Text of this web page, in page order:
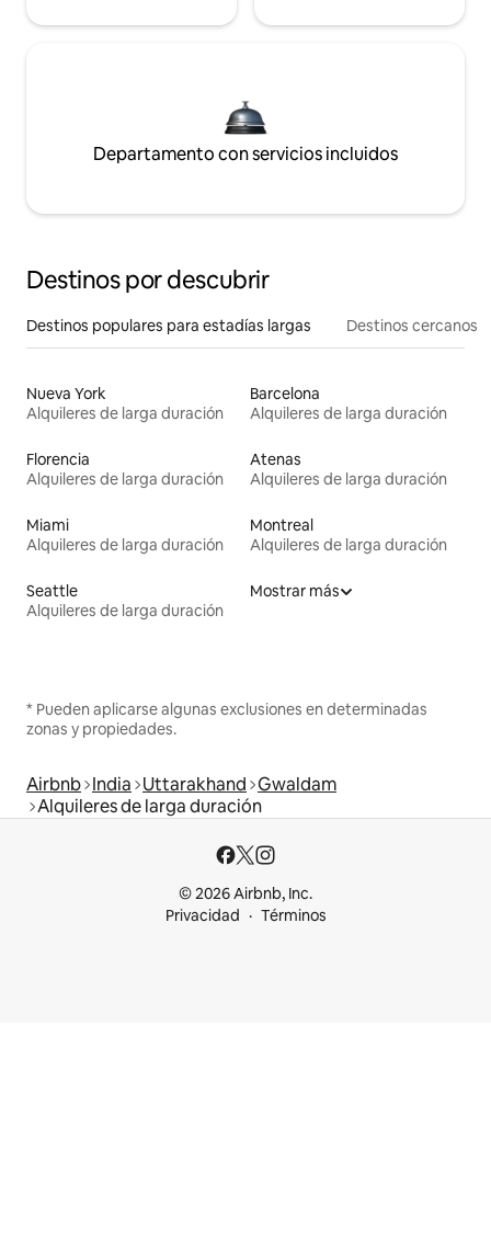
Departamento con servicios incluidos
Destinos por descubrir
Destinos populares para estadías largas Destinos cercanos
Nueva York
Alquileres de larga duración
Barcelona
Alquileres de larga duración
Florencia
Alquileres de larga duración
Atenas
Alquileres de larga duración
Miami
Alquileres de larga duración
Montreal
Alquileres de larga duración
Seattle
Alquileres de larga duración
Mostrar más
* Pueden aplicarse algunas exclusiones en determinadas
zonas y propiedades.
Airbnb India Uttarakhand Gwaldam
Alquileres de larga duración
© 2026 Airbnb, Inc.
Privacidad
Términos